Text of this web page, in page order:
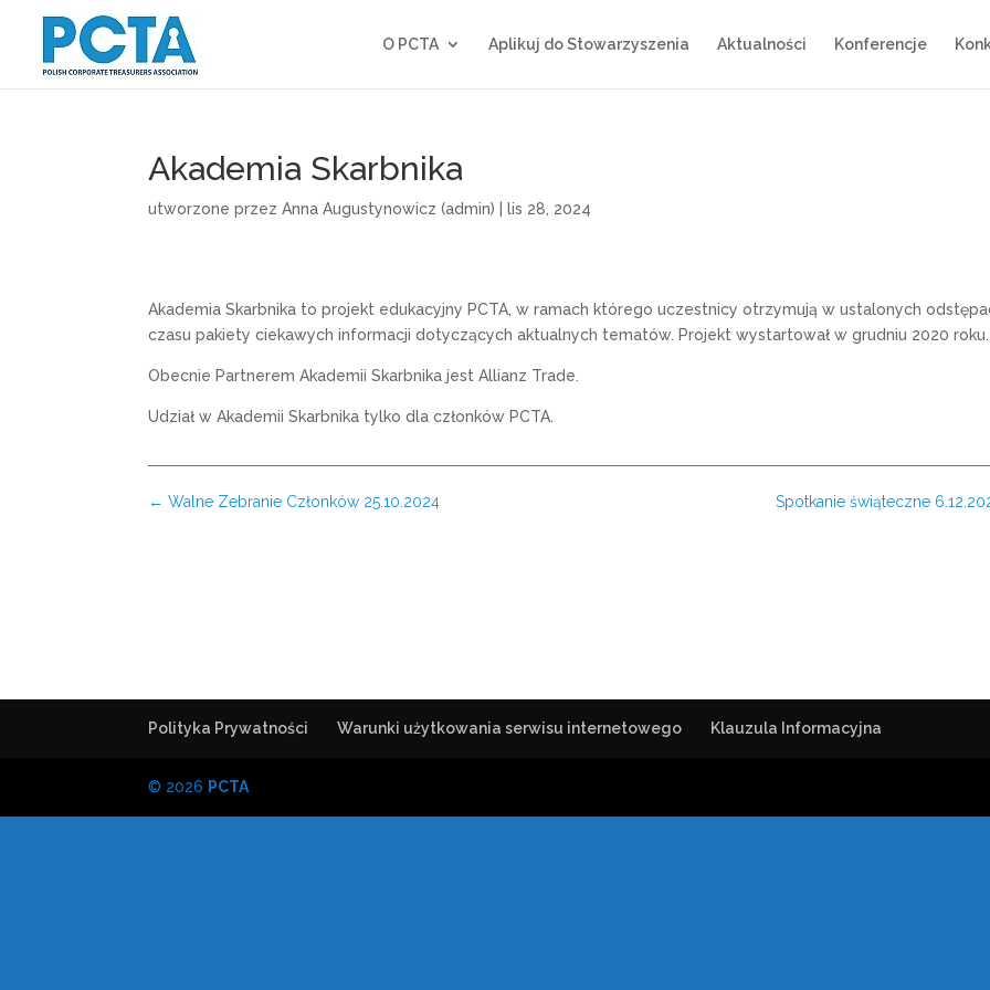
O PCTA Aplikuj do Stowarzyszenia Aktualności Konferencje
Akademia Skarbnika
utworzone przezAnna Augustynowicz (admin) lis 28, 2024
Akademia Skarbnika to projekt edukacyjny PCTA, w ramach którego uczestnicy otrzymują w ustalonych
czasupakiety ciekawych informacji dotyczących aktualnych tematów. Projekt wystartował w grudniu 2020 roku.
Obecnie Partnerem Akademii Skarbnika jest Allianz Trade.
Udział w Akademii Skarbnika tylko dla członków PCTA.
←Walne Zebranie Członków 25.10.2024 Spotkanie świąteczne
Polityka Prywatności Warunki użytkowania serwisu internetowego Klauzula Informacyjna
© 2026 PCTA